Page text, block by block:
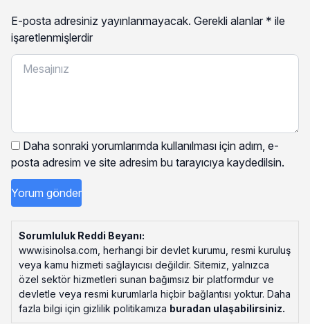
E-posta adresiniz yayınlanmayacak. Gerekli alanlar * ile
işaretlenmişlerdir
Daha sonraki yorumlarımda kullanılması için adım, e-
posta adresim ve site adresim bu tarayıcıya kaydedilsin.
Sorumluluk Reddi Beyanı:
www.isinolsa.com, herhangi bir devlet kurumu, resmi kuruluş
veya kamu hizmeti sağlayıcısı değildir. Sitemiz, yalnızca
özel sektör hizmetleri sunan bağımsız bir platformdur ve
devletle veya resmi kurumlarla hiçbir bağlantısı yoktur. Daha
fazla bilgi için gizlilik politikamıza buradan ulaşabilirsiniz.